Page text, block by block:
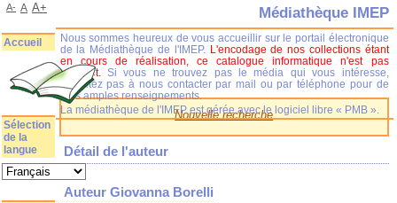
Nouvelle recherche
Détail de l'auteur
Auteur Giovanna Borelli
Médiathèque IMEP
Nous sommes heureux de vous accueillir sur le portail électronique
de la Médiathèque de l'IMEP. L'encodage de nos collections étant
en cours de réalisation, ce catalogue informatique n'est pas
complet.
Si vous ne trouvez pas le média qui vous intéresse,
n'hésitez pas à nous contacter par mail ou par téléphone pour de
plus amples renseignements.
La médiathèque de l'IMEP est gérée avec le logiciel libre « PMB ».
A- A A+
Accueil
Sélection
de la
langue